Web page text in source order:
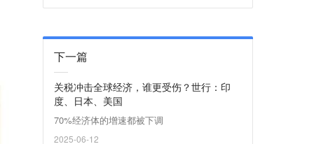
下一篇
关税冲击全球经济，谁更受伤？世行：印
度、日本、美国
70%经济体的增速都被下调
2025-06-12